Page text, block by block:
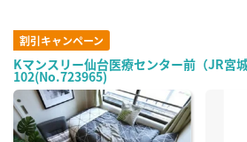
割引キャンペーン
Kマンスリー仙台医療センター前（JR宮
102(No.723965)